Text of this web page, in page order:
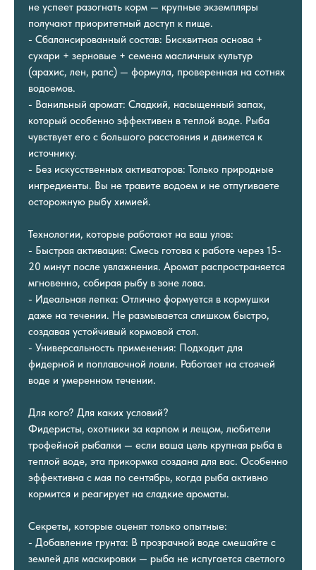
не успеет разогнать корм — крупные экземпляры
получают приоритетный доступ к пище.
- Сбалансированный состав: Бисквитная основа +
сухари + зерновые + семена масличных культур
(арахис, лен, рапс) — формула, проверенная на сотнях
водоемов.
- Ванильный аромат: Сладкий, насыщенный запах,
который особенно эффективен в теплой воде. Рыба
чувствует его с большого расстояния и движется к
источнику.
- Без искусственных активаторов: Только природные
ингредиенты. Вы не травите водоем и не отпугиваете
осторожную рыбу химией.
Технологии, которые работают на ваш улов:
- Быстрая активация: Смесь готова к работе через 15-
20 минут после увлажнения. Аромат распространяется
мгновенно, собирая рыбу в зоне лова.
- Идеальная лепка: Отлично формуется в кормушки
даже на течении. Не размывается слишком быстро,
создавая устойчивый кормовой стол.
- Универсальность применения: Подходит для
фидерной и поплавочной ловли. Работает на стоячей
воде и умеренном течении.
Для кого? Для каких условий?
Фидеристы, охотники за карпом и лещом, любители
трофейной рыбалки — если ваша цель крупная рыба в
теплой воде, эта прикормка создана для вас. Особенно
эффективна с мая по сентябрь, когда рыба активно
кормится и реагирует на сладкие ароматы.
Секреты, которые оценят только опытные:
- Добавление грунта: В прозрачной воде смешайте с
землей для маскировки — рыба не испугается светлого